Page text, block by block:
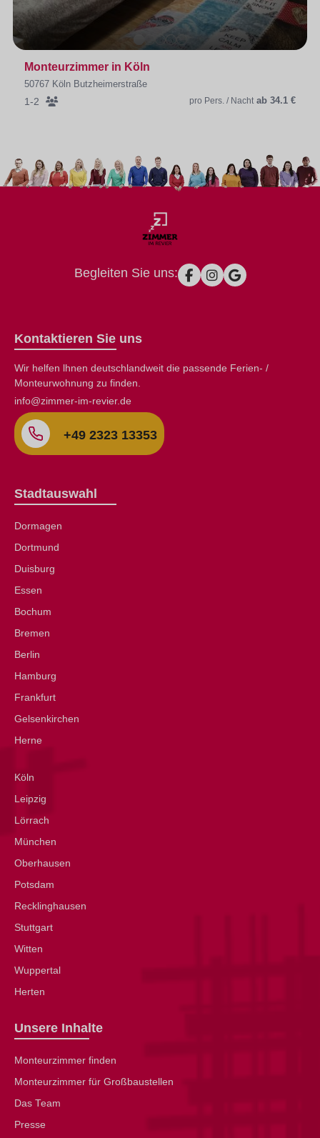
Monteurzimmer in Köln
50767 Köln Butzheimerstraße
1-2 pro Pers. / Nacht ab 34.1 €
Begleiten Sie uns:
Kontaktieren Sie uns
Wir helfen lhnen deutschlandweit die passende Ferien- /
Monteurwohnung zu finden.
info@zimmer-im-revier.de
+49 2323 13353
Stadtauswahl
Dormagen
Dortmund
Duisburg
Essen
Bochum
Bremen
Berlin
Hamburg
Frankfurt
Gelsenkirchen
Herne
Köln
Leipzig
Lörrach
München
Oberhausen
Potsdam
Recklinghausen
Stuttgart
Witten
Wuppertal
Herten
Unsere Inhalte
Monteurzimmer finden
Monteurzimmer für Großbaustellen
Das Team
Presse